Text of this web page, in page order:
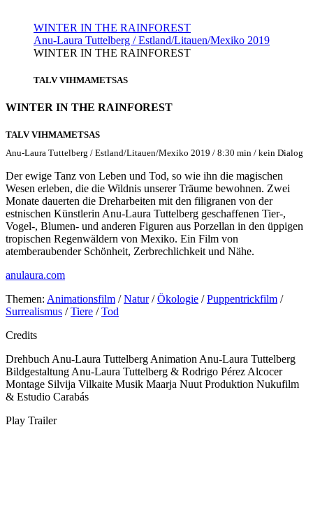
WINTER IN THE RAINFOREST
Anu-Laura Tuttelberg / Estland/Litauen/Mexiko 2019
WINTER IN THE RAINFOREST
TALV VIHMAMETSAS
WINTER IN THE RAINFOREST
TALV VIHMAMETSAS
Anu-Laura Tuttelberg / Estland/Litauen/Mexiko 2019 / 8:30 min / kein Dialog
Der ewige Tanz von Leben und Tod, so wie ihn die magischen
Wesen erleben, die die Wildnis unserer Träume bewohnen. Zwei
Monate dauerten die Dreharbeiten mit den filigranen von der
estnischen Künstlerin Anu-Laura Tuttelberg geschaffenen Tier-,
Vogel-, Blumen- und anderen Figuren aus Porzellan in den üppigen
tropischen Regenwäldern von Mexiko. Ein Film von
atemberaubender Schönheit, Zerbrechlichkeit und Nähe.
anulaura.com
Themen: Animationsfilm /Natur/Ökologie /Puppentrickfilm /
Surrealismus /Tiere /Tod
Credits
Drehbuch Anu-Laura Tuttelberg Animation Anu-Laura Tuttelberg
Bildgestaltung Anu-Laura Tuttelberg & Rodrigo Pérez Alcocer
Montage Silvija Vilkaite Musik Maarja Nuut Produktion Nukufilm
& Estudio Carabás
Play Trailer